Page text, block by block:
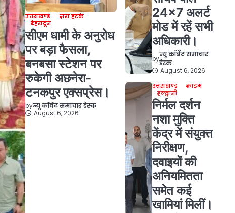
उत्तराखण्ड
ज़रा हटके
देहरादून
सीएम धामी के अनुरोध
पर बड़ा फैसला,
बनबसा स्टेशन पर
रुकेगी अछनेरा-
टनकपुर एक्सप्रेस।
byन्यू कॉर्बेट समाचार डेस्क
August 6, 2026
24×7 अलर्ट
मोड में रहें सभी
अधिकारी।
by
न्यू कॉर्बेट समाचार
डेस्क
August 6, 2026
उत्तराखण्ड
क्राइम
हल्द्वानी
निर्मल दर्शन
नशा मुक्ति
केंद्र में संयुक्त
निरीक्षण,
दवाइयों की
अनियमितता
समेत कई
खामियां मिलीं।